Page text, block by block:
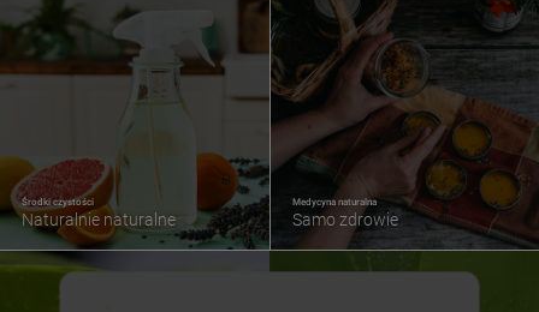
Środki czystości
Naturalnie naturalne
Medycyna naturalna
Samo zdrowie